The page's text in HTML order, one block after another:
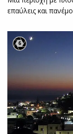
επαύλεις και
6